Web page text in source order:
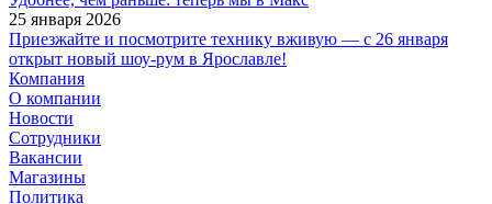
25 января 2026
Приезжайте и посмотрите технику вживую — с 26 января
открыт новый шоу-рум в Ярославле!
Компания
О компании
Новости
Сотрудники
Вакансии
Магазины
Политика